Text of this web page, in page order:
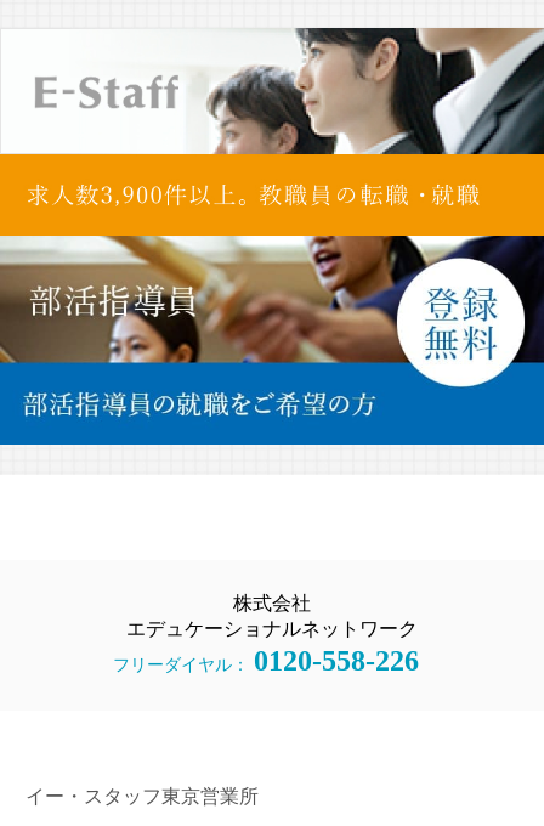
株式会社
エデュケーショナルネットワーク
フリーダイヤル： 0120-558-226
イー・スタッフ東京営業所